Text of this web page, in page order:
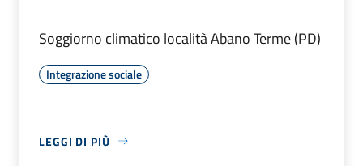
Soggiorno climatico località Abano Terme (PD)
Integrazione sociale
LEGGI DI PIÙ